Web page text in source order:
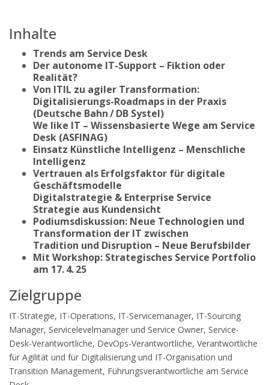
Inhalte
Trends am Service Desk
Der autonome IT-Support – Fiktion oder
Realität?
Von ITIL zu agiler Transformation:
Digitalisierungs-Roadmaps in der Praxis
(Deutsche Bahn / DB Systel)
We like IT – Wissensbasierte Wege am Service
Desk (ASFINAG)
Einsatz Künstliche Intelligenz – Menschliche
Intelligenz
Vertrauen als Erfolgsfaktor für digitale
Geschäftsmodelle
Digitalstrategie & Enterprise Service
Strategie aus Kundensicht
Podiumsdiskussion: Neue Technologien und
Transformation der IT zwischen
Tradition und Disruption – Neue Berufsbilder
Mit Workshop: Strategisches Service Portfolio
am 17. 4. 25
Zielgruppe
IT-Strategie, IT-Operations, IT-Servicemanager, IT-Sourcing
Manager, Servicelevelmanager und Service Owner, Service-
Desk-Verantwortliche, DevOps-Verantwortliche, Verantwortliche
für Agilität und für Digitalisierung und IT-Organisation und
Transition Management, Führungsverantwortliche am Service